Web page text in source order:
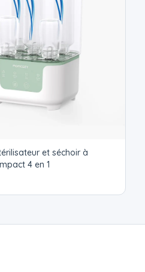
et séchoir à
4 en 1